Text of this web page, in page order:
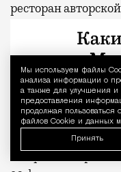
Мы используем файлы
анализа информации о
а также для улучшения и
предоставления
продолжая пользоваться
файлов Cookie и данных
Принять
ресторан
первых этажах
пространства для
закрытом дворе —
занятий йогой на
проектов «СЕТ» и
экотропа,
гастрокластер,